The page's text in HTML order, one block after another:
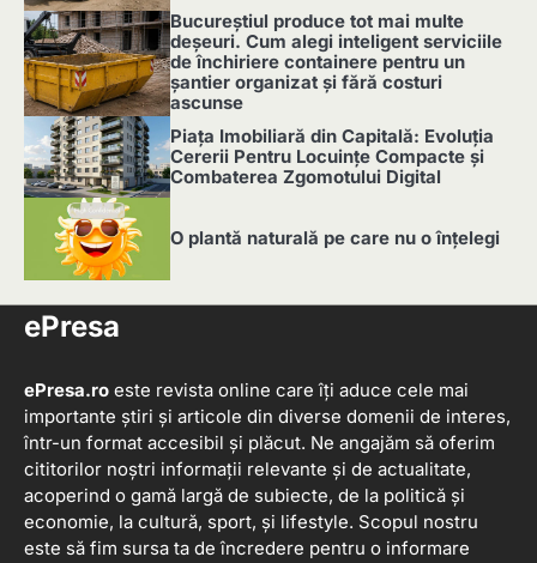
2
3
Bucureștiul produce tot mai multe
deșeuri. Cum alegi inteligent serviciile
de închiriere containere pentru un
șantier organizat și fără costuri
ascunse
4
Piața Imobiliară din Capitală: Evoluția
Cererii Pentru Locuințe Compacte și
Combaterea Zgomotului Digital
5
O plantă naturală pe care nu o înțelegi
ePresa
ePresa.ro este revista online care îți aduce cele mai
importante știri și articole din diverse domenii de interes,
într-un format accesibil și plăcut. Ne angajăm să oferim
cititorilor noștri informații relevante și de actualitate,
acoperind o gamă largă de subiecte, de la politică și
economie, la cultură, sport, și lifestyle. Scopul nostru
este să fim sursa ta de încredere pentru o informare